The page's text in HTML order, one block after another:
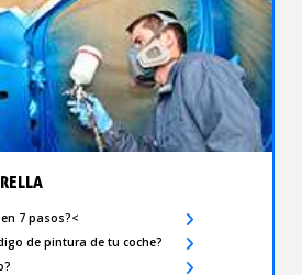
7 pasos?<
de pintura de tu coche?